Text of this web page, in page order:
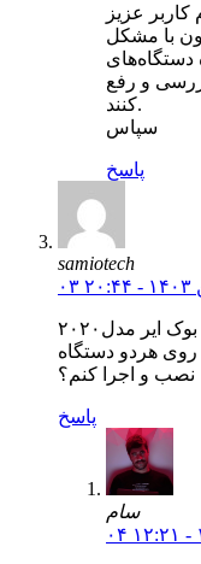
با مشکل
دستگاه‌های
و رفع
کنند.
سپاس
پاسخ
samiotech
سلام من مک مینی ام۴ خریدم و یک مک بوک ایر مدل۲۰۲۰
روی هردو دستگاه
نصب و اجرا کنم؟
پاسخ
سام